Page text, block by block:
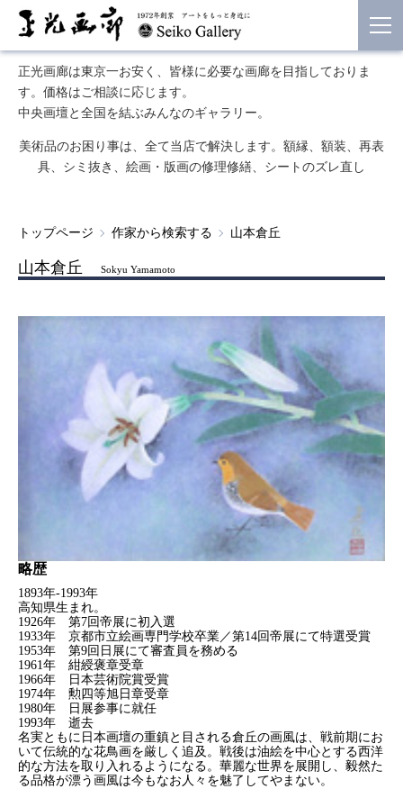
正光画廊は東京一お安く、皆様に必要な画廊を目指しておりま
す。価格はご相談に応じます。
中央画壇と全国を結ぶみんなのギャラリー。
美術品のお困り事は、全て当店で解決します。額縁、額装、再表
具、シミ抜き、絵画・版画の修理修繕、シートのズレ直し
トップページ 作家から検索する 山本倉丘
山本倉丘 Sokyu Yamamoto
略歴
1893年-1993年
高知県生まれ。
1926年 第7回帝展に初入選
1933年 京都市立絵画専門学校卒業／第14回帝展にて特選受賞
1953年 第9回日展にて審査員を務める
1961年 紺綬褒章受章
1966年 日本芸術院賞受賞
1974年 勲四等旭日章受章
1980年 日展参事に就任
1993年 逝去
名実ともに日本画壇の重鎮と目される倉丘の画風は、戦前期にお
いて伝統的な花鳥画を厳しく追及。戦後は油絵を中心とする西洋
的な方法を取り入れるようになる。華麗な世界を展開し、毅然た
る品格が漂う画風は今もなお人々を魅了してやまない。